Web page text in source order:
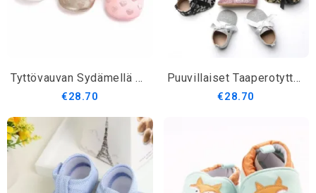
Tyttövauvan Sydämellä Painetut Nahkakengät
€28.70
Puuvillaiset Taaperotyttöjen Kengät
€28.70